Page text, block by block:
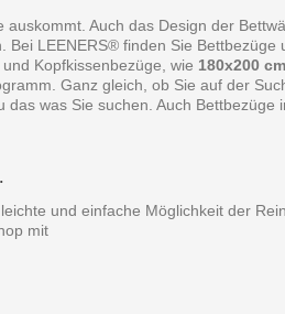
Auch das Design der
LEENERS® finden Sie Bettbezüge
Kopfkissenbezüge, wie 180x200
Ganz gleich, ob Sie auf der
was Sie suchen. Auch Bettbezüge
und einfache Möglichkeit der
mit